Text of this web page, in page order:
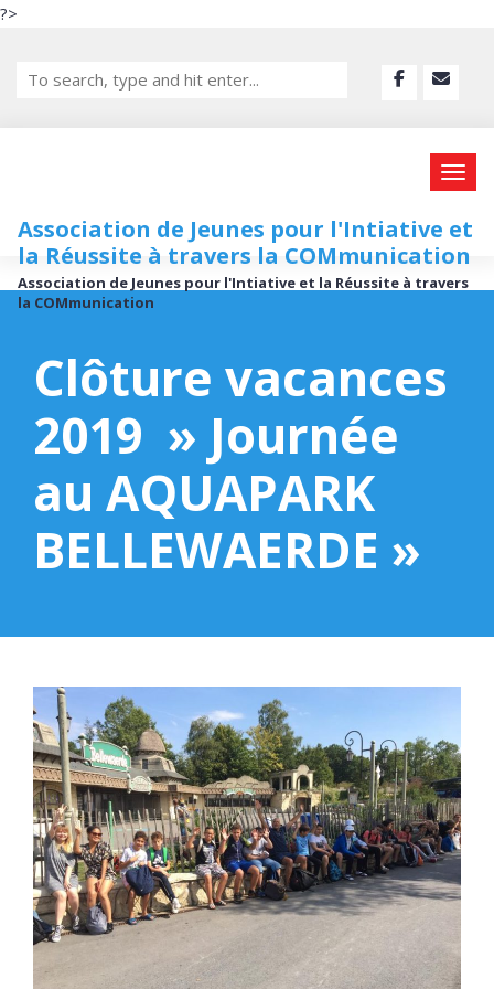
?>
Association de Jeunes pour l'Intiative et
la Réussite à travers la COMmunication
Association de Jeunes pour l'Intiative et la Réussite à travers
la COMmunication
Clôture vacances
2019 » Journée
au AQUAPARK
BELLEWAERDE »